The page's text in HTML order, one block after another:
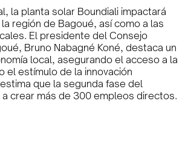
la planta solar Boundiali impactará
región de Bagoué, así como a las
El presidente del Consejo
Bruno Nabagné Koné, destaca un
local, asegurando el acceso a la
el estímulo de la innovación
que la segunda fase del
crear más de 300 empleos directos.